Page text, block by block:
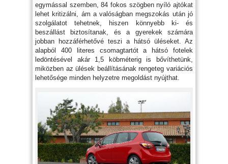
egymással szemben, 84 fokos szögben nyíló ajtókat
lehet kritizálni, ám a valóságban megszokás után jó
szolgálatot tehetnek, hiszen könnyebb ki- és
beszállást biztosítanak, és a gyerekek számára
jobban hozzáférhetővé teszi a hátsó üléseket. Az
alapból 400 literes csomagtartót a hátsó fotelek
ledöntésével akár 1,5 köbméterig is bővíthetünk,
miközben az ülések beállításának rengeteg variációs
lehetősége minden helyzetre megoldást nyújthat.